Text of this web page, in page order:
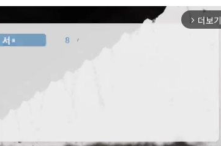
arrow_forward_ios 더보기